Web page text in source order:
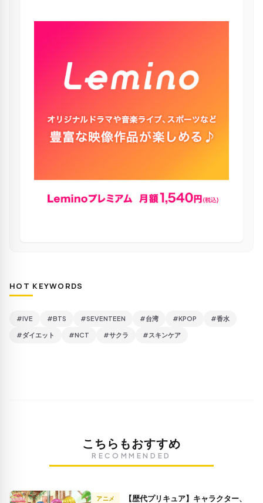
HOT KEYWORDS
#IVE #BTS #SEVENTEEN #台湾 #KPOP #香水
#ダイエット #NCT #サクラ #スキンケア
こちらもおすすめ
RECOMMENDED
アニメ